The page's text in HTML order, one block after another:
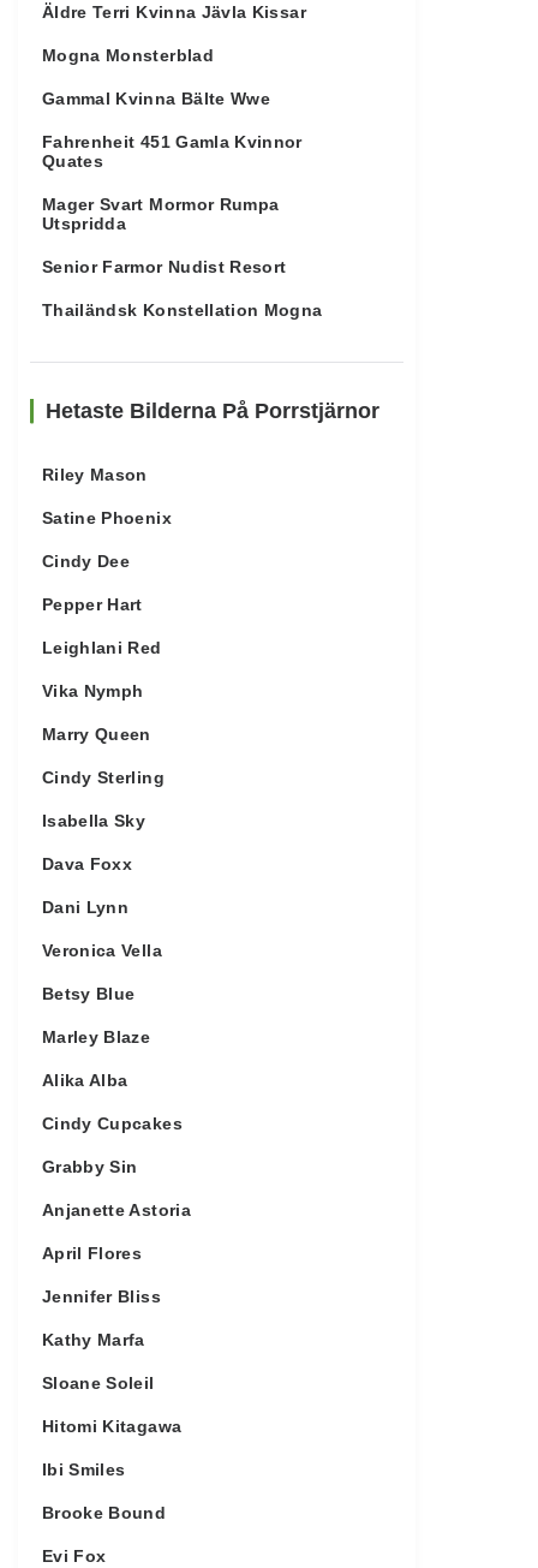
Äldre Terri Kvinna Jävla Kissar
Mogna Monsterblad
Gammal Kvinna Bälte Wwe
Fahrenheit 451 Gamla Kvinnor
Quates
Mager Svart Mormor Rumpa
Utspridda
Senior Farmor Nudist Resort
Thailändsk Konstellation Mogna
Hetaste Bilderna På Porrstjärnor
Riley Mason
Satine Phoenix
Cindy Dee
Pepper Hart
Leighlani Red
Vika Nymph
Marry Queen
Cindy Sterling
Isabella Sky
Dava Foxx
Dani Lynn
Veronica Vella
Betsy Blue
Marley Blaze
Alika Alba
Cindy Cupcakes
Grabby Sin
Anjanette Astoria
April Flores
Jennifer Bliss
Kathy Marfa
Sloane Soleil
Hitomi Kitagawa
Ibi Smiles
Brooke Bound
Evi Fox